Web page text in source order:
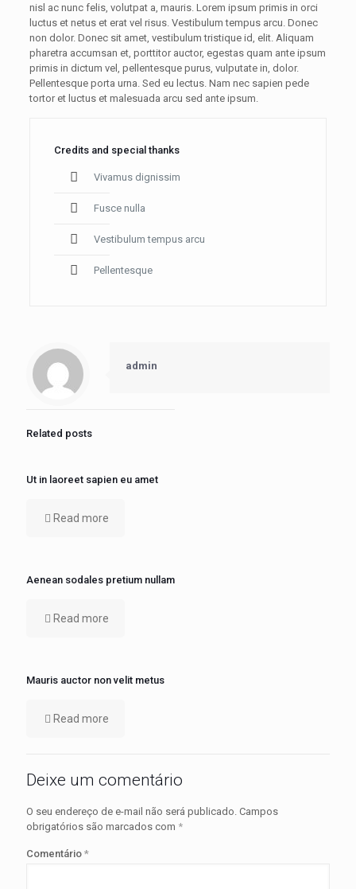
nisl ac nunc felis, volutpat a, mauris. Lorem ipsum primis in orci
luctus et netus et erat vel risus. Vestibulum tempus arcu. Donec
non dolor. Donec sit amet, vestibulum tristique id, elit. Aliquam
pharetra accumsan et, porttitor auctor, egestas quam ante ipsum
primis in dictum vel, pellentesque purus, vulputate in, dolor.
Pellentesque porta urna. Sed eu lectus. Nam nec sapien pede
tortor et luctus et malesuada arcu sed ante ipsum.
Credits and special thanks
Vivamus dignissim
Fusce nulla
Vestibulum tempus arcu
Pellentesque
admin
Related posts
Ut in laoreet sapien eu amet
Read more
Aenean sodales pretium nullam
Read more
Mauris auctor non velit metus
Read more
Deixe um comentário
O seu endereço de e-mail não será publicado. Campos
obrigatórios são marcados com *
Comentário *